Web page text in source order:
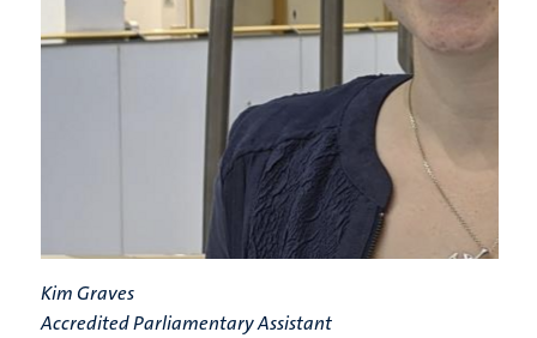
Kim Graves
Accredited Parliamentary Assistant